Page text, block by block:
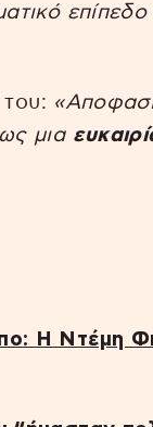
επίπεδο
του:
μια
Η Ντέμη